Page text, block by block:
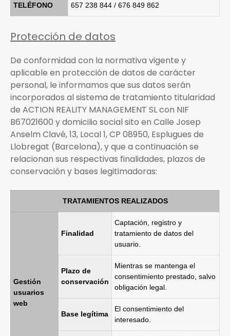
TELÉFONO 657 238 844 / 676 849 862
Protección de datos
De conformidad con la normativa vigente y
aplicable en protección de datos de carácter
personal, le informamos que sus datos serán
incorporados al sistema de tratamiento titularidad
de ACTION REALITY MANAGEMENT SL con NIF
B67021600 y domicilio social sito en Calle Josep
Anselm Clavé, 13, Local 1, CP 08950, Esplugues de
Llobregat (Barcelona), y que a continuación se
relacionan sus respectivas finalidades, plazos de
conservación y bases legitimadoras:
TRATAMIENTOS REALIZADOS
Gestión
usuarios
web
Finalidad
Captación, registro y
tratamiento de datos del
usuario.
Plazo de
conservación
Mientras se mantenga el
consentimiento prestado, salvo
obligación legal.
Base legítima
El consentimiento del
interesado.